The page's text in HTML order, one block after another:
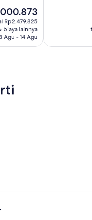
Rp2.479.825
biaya lainnya
Agu - 14 Agu